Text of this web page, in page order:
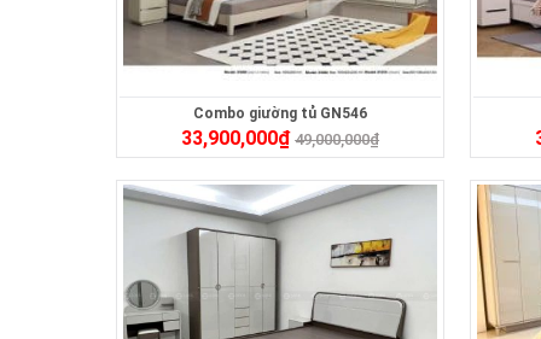
Combo giường tủ GN546
33,900,000₫ 49,000,000₫